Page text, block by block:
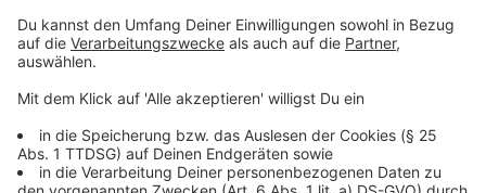
verkehrende Linie 615 zur Verfügung.
Linie NE2: In Fahrtrichtung Wuppertal Hauptbahnhof
entfällt im Einklang mit NVP Teil 3 der